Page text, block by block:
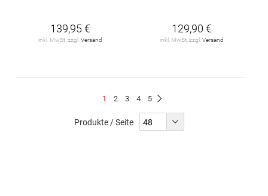
139,95 €
inkl. MwSt. zzgl. Versand
129,90 €
inkl. MwSt. zzgl. Versand
Du
1 Seite
2 Seite
3 Seite
4 Seite
5
Produkte / Seite